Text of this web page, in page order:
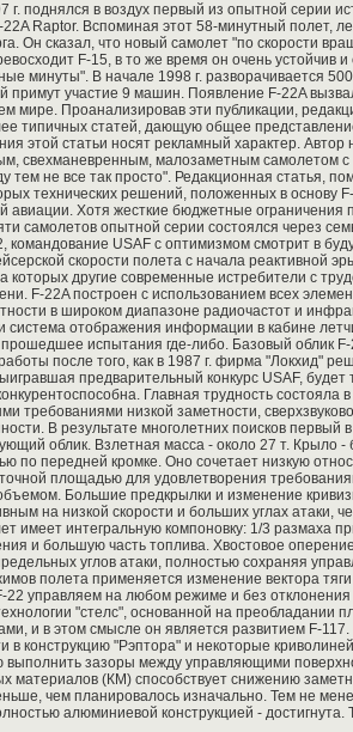
г. поднялся в воздух первый из опытной серии
22A Raptor. Вспоминая этот 58-минутный полет,
Он сказал, что новый самолет "по скорости
F-15, в то же время он очень устойчив
минуты". В начале 1998 г. разворачивается
примут участие 9 машин. Появление F-22A
мире. Проанализировав эти публикации,
типичных статей, дающую общее
этой статьи носят рекламный характер.
свехманевренным, малозаметным самолетом
тем не все так просто". Редакционная статья,
технических решений, положенных в основу
авиации. Хотя жесткие бюджетные ограничения
самолетов опытной серии состоялся через
командование USAF с оптимизмом смотрит в
скорости полета с начала реактивной
которых другие современные истребители с
F-22A построен с использованием всех
в широком диапазоне радиочастот и
система отображения информации в кабине
испытания где-либо. Базовый облик
после того, как в 1987 г. фирма "Локхид"
предварительный конкурс USAF, будет
Главная трудность
требованиями низкой заметности,
В результате многолетних поисков первый
облик. Взлетная масса - около 27 т. Крыло -
по передней кромке. Оно сочетает низкую
площадью для удовлетворения
Большие предкрылки и изменение
на низкой скорости и больших углах атаки,
имеет интегральную компоновку: 1/3 размаха
и большую часть топлива. Хвостовое
углов атаки, полностью сохраняя
полета применяется изменение вектора
22 управляем на любом режиме и без отклонения
"стелc", основанной на преобладании
и в этом смысле он является развитием F-
в конструкцию "Рэптора" и некоторые
выполнить зазоры между управляющими
материалов (КМ) способствует снижению
чем планировалось изначально. Тем не
алюминиевой конструкцией -